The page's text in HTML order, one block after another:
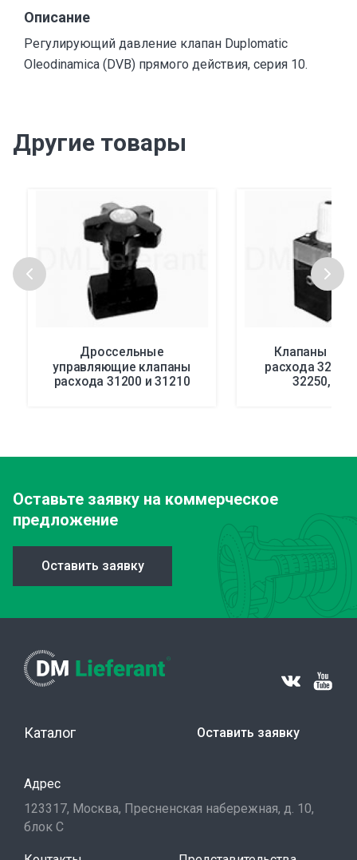
Описание
Регулирующий давление клапан Duplomatic
Oleodinamica (DVB) прямого действия, серия 10.
Другие товары
Дроссельные
управляющие клапаны
расхода 31200 и 31210
Клапаны
расхода
32250,
Оставьте заявку на коммерческое
предложение
Оставить заявку
Каталог Оставить заявку
Адрес
123317, Москва, Пресненская набережная, д. 10,
блок С